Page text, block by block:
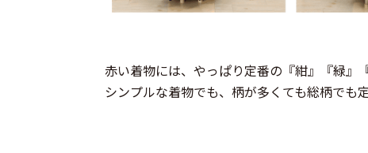
赤い着物には、やっぱり定番の『紺』『緑』
シンプルな着物でも、柄が多くても総柄でも